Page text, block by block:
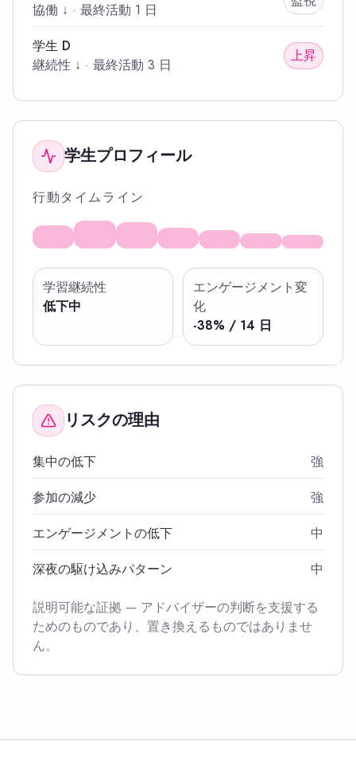
協働 ↓ · 最終活動 1 日
学生 D
継続性 ↓ · 最終活動 3 日
上昇
学生プロフィール
行動タイムライン
学習継続性
低下中
エンゲージメント変
化
-38% / 14 日
リスクの理由
集中の低下
強
参加の減少
強
エンゲージメントの低下
中
深夜の駆け込みパターン
中
説明可能な証拠 — アドバイザーの判断を支援する
ためのものであり、置き換えるものではありませ
ん。